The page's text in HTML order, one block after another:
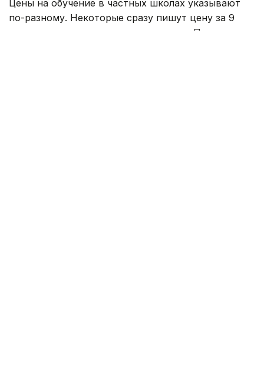
Цены на обучение в частных школах указывают
по-разному. Некоторые сразу пишут цену за 9
месяцев, другие указывают за месяц. При этом,